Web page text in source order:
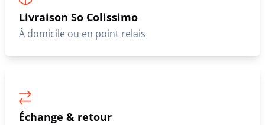
Livraison So Colissimo
À domicile ou en point relais
Échange & retour